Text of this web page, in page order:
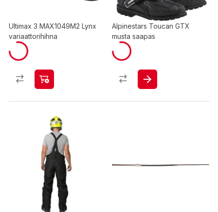
Ultimax 3 MAX1049M2 Lynx
variaattorihihna
Alpinestars Toucan GTX
musta saapas